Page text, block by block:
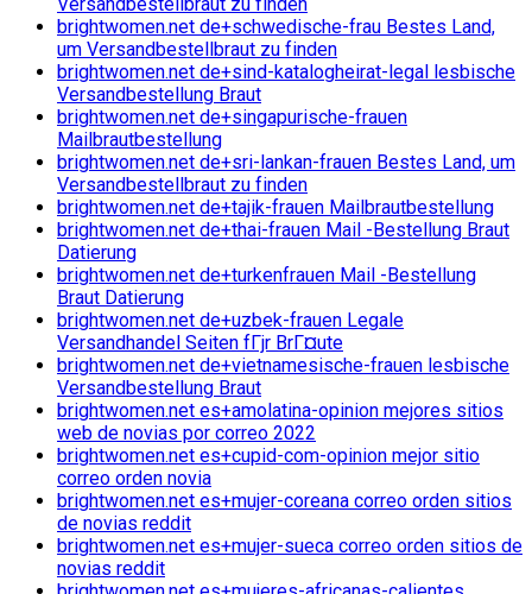
brightwomen.net de+schwedische-frau Bestes Land,
um Versandbestellbraut zu finden
brightwomen.net de+sind-katalogheirat-legal lesbische
Versandbestellung Braut
brightwomen.net de+singapurische-frauen
Mailbrautbestellung
brightwomen.net de+sri-lankan-frauen Bestes Land, um
Versandbestellbraut zu finden
brightwomen.net de+tajik-frauen Mailbrautbestellung
brightwomen.net de+thai-frauen Mail -Bestellung Braut
Datierung
brightwomen.net de+turkenfrauen Mail -Bestellung
Braut Datierung
brightwomen.net de+uzbek-frauen Legale
Versandhandel Seiten fГјr BrГ¤ute
brightwomen.net de+vietnamesische-frauen lesbische
Versandbestellung Braut
brightwomen.net es+amolatina-opinion mejores sitios
web de novias por correo 2022
brightwomen.net es+cupid-com-opinion mejor sitio
correo orden novia
brightwomen.net es+mujer-coreana correo orden sitios
de novias reddit
brightwomen.net es+mujer-sueca correo orden sitios de
novias reddit